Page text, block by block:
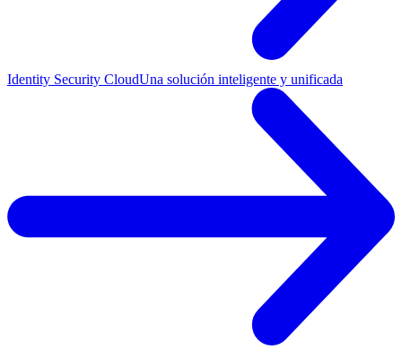
Identity Security CloudUna solución inteligente y unificada